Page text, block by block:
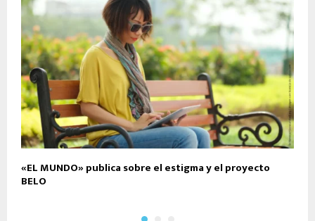
«EL MUNDO» publica sobre el estigma y el proyecto
BELO